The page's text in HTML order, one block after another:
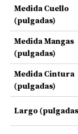
Medida Cuello
(pulgadas)
Medida Mangas
(pulgadas)
Medida Cintura
(pulgadas)
Largo